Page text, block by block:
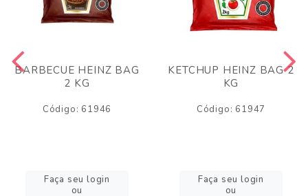
BARBECUE HEINZ BAG
2 KG
Código: 61946
Faça seu login
ou
KETCHUP HEINZ BAG 2
KG
Código: 61947
Faça seu login
ou